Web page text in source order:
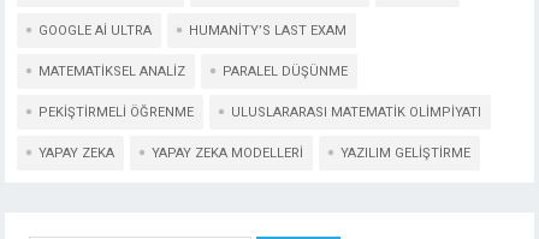
GOOGLE AI ULTRA HUMANITY’S LAST EXAM
MATEMATIKSEL ANALIZ PARALEL DÜŞÜNME
PEKIŞTIRMELI ÖĞRENME ULUSLARARASI MATEMATIK OLIMPIYATI
YAPAY ZEKA YAPAY ZEKA MODELLERI YAZILIM GELIŞTIRME